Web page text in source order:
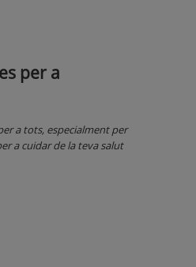
per a
a tots, especialment per
a cuidar de la teva salut